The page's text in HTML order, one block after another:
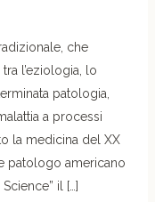
che
l’eziologia, lo
patologia,
a processi
la medicina del XX
patologo americano
il […]